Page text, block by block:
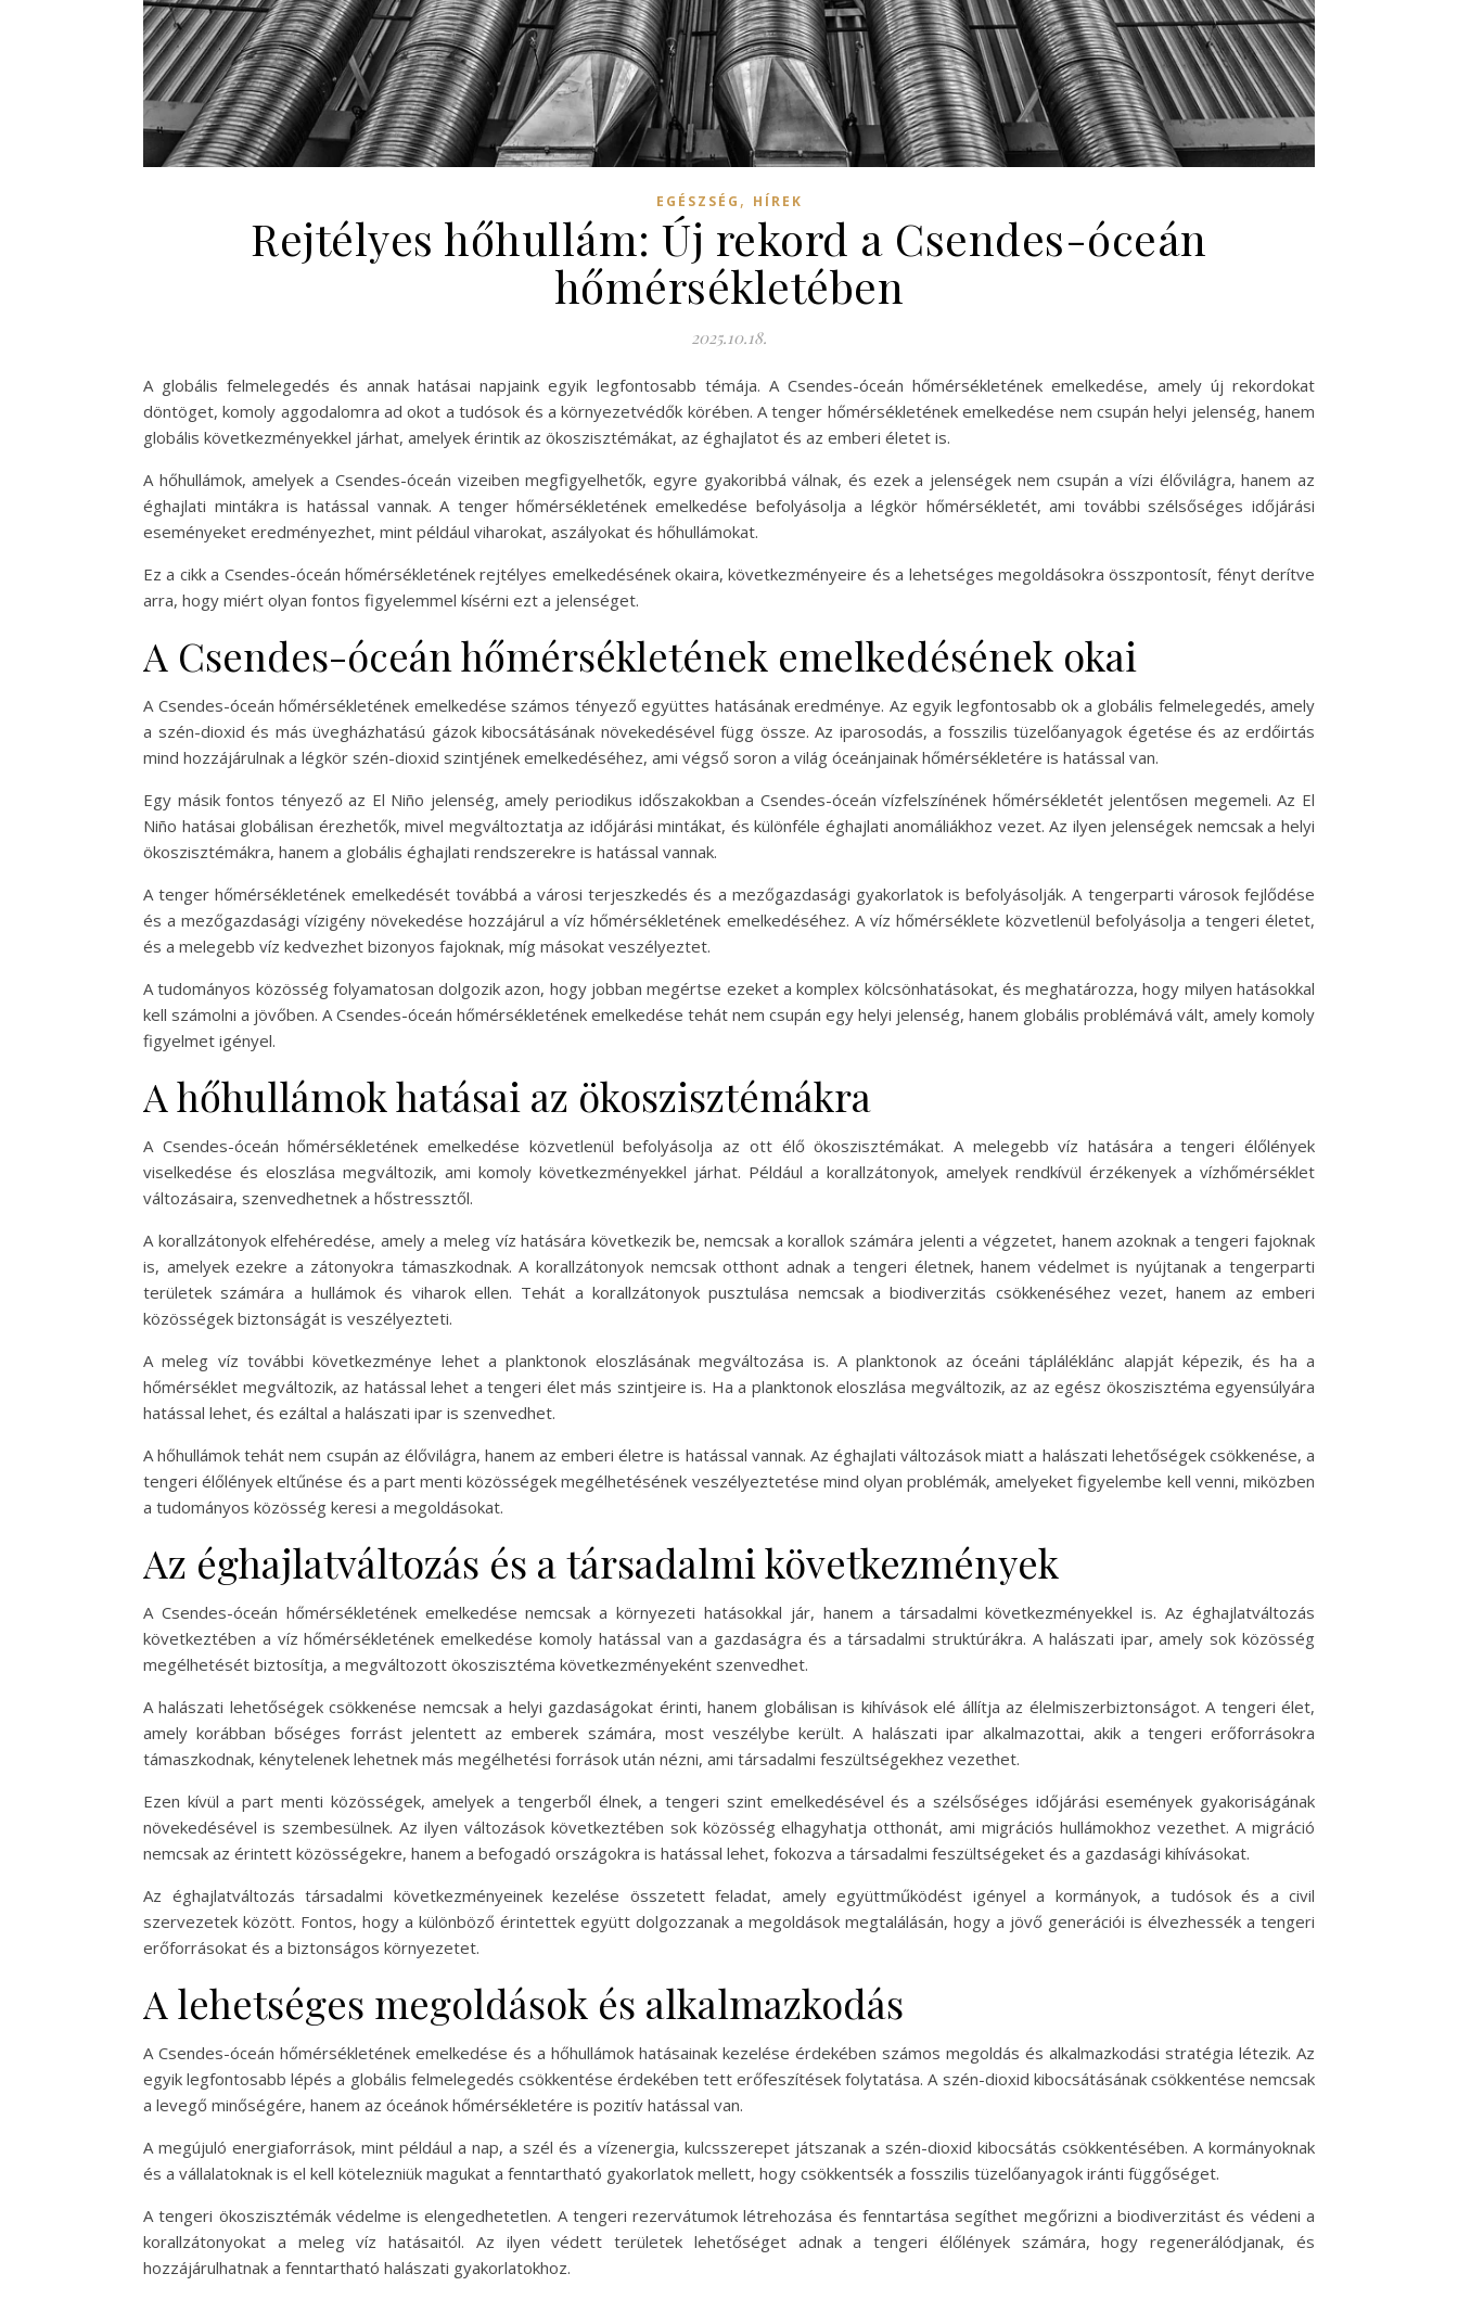
EGÉSZSÉG , HÍREK
Rejtélyes hőhullám: Új rekord a Csendes-óceán
hőmérsékletében
2025.10.18.
A globális felmelegedés és annak hatásai napjaink egyik legfontosabb témája. A Csendes-óceán hőmérsékletének emelkedése, amely új rekordokat
döntöget, komoly aggodalomra ad okot a tudósok és a környezetvédők körében. A tenger hőmérsékletének emelkedése nem csupán helyi jelenség, hanem
globális következményekkel járhat, amelyek érintik az ökoszisztémákat, az éghajlatot és az emberi életet is.
A hőhullámok, amelyek a Csendes-óceán vizeiben megfigyelhetők, egyre gyakoribbá válnak, és ezek a jelenségek nem csupán a vízi élővilágra, hanem az
éghajlati mintákra is hatással vannak. A tenger hőmérsékletének emelkedése befolyásolja a légkör hőmérsékletét, ami további szélsőséges időjárási
eseményeket eredményezhet, mint például viharokat, aszályokat és hőhullámokat.
Ez a cikk a Csendes-óceán hőmérsékletének rejtélyes emelkedésének okaira, következményeire és a lehetséges megoldásokra összpontosít, fényt derítve
arra, hogy miért olyan fontos figyelemmel kísérni ezt a jelenséget.
A Csendes-óceán hőmérsékletének emelkedésének okai
A Csendes-óceán hőmérsékletének emelkedése számos tényező együttes hatásának eredménye. Az egyik legfontosabb ok a globális felmelegedés, amely
a szén-dioxid és más üvegházhatású gázok kibocsátásának növekedésével függ össze. Az iparosodás, a fosszilis tüzelőanyagok égetése és az erdőirtás
mind hozzájárulnak a légkör szén-dioxid szintjének emelkedéséhez, ami végső soron a világ óceánjainak hőmérsékletére is hatással van.
Egy másik fontos tényező az El Niño jelenség, amely periodikus időszakokban a Csendes-óceán vízfelszínének hőmérsékletét jelentősen megemeli. Az El
Niño hatásai globálisan érezhetők, mivel megváltoztatja az időjárási mintákat, és különféle éghajlati anomáliákhoz vezet. Az ilyen jelenségek nemcsak a helyi
ökoszisztémákra, hanem a globális éghajlati rendszerekre is hatással vannak.
A tenger hőmérsékletének emelkedését továbbá a városi terjeszkedés és a mezőgazdasági gyakorlatok is befolyásolják. A tengerparti városok fejlődése
és a mezőgazdasági vízigény növekedése hozzájárul a víz hőmérsékletének emelkedéséhez. A víz hőmérséklete közvetlenül befolyásolja a tengeri életet,
és a melegebb víz kedvezhet bizonyos fajoknak, míg másokat veszélyeztet.
A tudományos közösség folyamatosan dolgozik azon, hogy jobban megértse ezeket a komplex kölcsönhatásokat, és meghatározza, hogy milyen hatásokkal
kell számolni a jövőben. A Csendes-óceán hőmérsékletének emelkedése tehát nem csupán egy helyi jelenség, hanem globális problémává vált, amely komoly
figyelmet igényel.
A hőhullámok hatásai az ökoszisztémákra
A Csendes-óceán hőmérsékletének emelkedése közvetlenül befolyásolja az ott élő ökoszisztémákat. A melegebb víz hatására a tengeri élőlények
viselkedése és eloszlása megváltozik, ami komoly következményekkel járhat. Például a korallzátonyok, amelyek rendkívül érzékenyek a vízhőmérséklet
változásaira, szenvedhetnek a hőstressztől.
A korallzátonyok elfehéredése, amely a meleg víz hatására következik be, nemcsak a korallok számára jelenti a végzetet, hanem azoknak a tengeri fajoknak
is, amelyek ezekre a zátonyokra támaszkodnak. A korallzátonyok nemcsak otthont adnak a tengeri életnek, hanem védelmet is nyújtanak a tengerparti
területek számára a hullámok és viharok ellen. Tehát a korallzátonyok pusztulása nemcsak a biodiverzitás csökkenéséhez vezet, hanem az emberi
közösségek biztonságát is veszélyezteti.
A meleg víz további következménye lehet a planktonok eloszlásának megváltozása is. A planktonok az óceáni tápláléklánc alapját képezik, és ha a
hőmérséklet megváltozik, az hatással lehet a tengeri élet más szintjeire is. Ha a planktonok eloszlása megváltozik, az az egész ökoszisztéma egyensúlyára
hatással lehet, és ezáltal a halászati ipar is szenvedhet.
A hőhullámok tehát nem csupán az élővilágra, hanem az emberi életre is hatással vannak. Az éghajlati változások miatt a halászati lehetőségek csökkenése, a
tengeri élőlények eltűnése és a part menti közösségek megélhetésének veszélyeztetése mind olyan problémák, amelyeket figyelembe kell venni, miközben
a tudományos közösség keresi a megoldásokat.
Az éghajlatváltozás és a társadalmi következmények
A Csendes-óceán hőmérsékletének emelkedése nemcsak a környezeti hatásokkal jár, hanem a társadalmi következményekkel is. Az éghajlatváltozás
következtében a víz hőmérsékletének emelkedése komoly hatással van a gazdaságra és a társadalmi struktúrákra. A halászati ipar, amely sok közösség
megélhetését biztosítja, a megváltozott ökoszisztéma következményeként szenvedhet.
A halászati lehetőségek csökkenése nemcsak a helyi gazdaságokat érinti, hanem globálisan is kihívások elé állítja az élelmiszerbiztonságot. A tengeri élet,
amely korábban bőséges forrást jelentett az emberek számára, most veszélybe került. A halászati ipar alkalmazottai, akik a tengeri erőforrásokra
támaszkodnak, kénytelenek lehetnek más megélhetési források után nézni, ami társadalmi feszültségekhez vezethet.
Ezen kívül a part menti közösségek, amelyek a tengerből élnek, a tengeri szint emelkedésével és a szélsőséges időjárási események gyakoriságának
növekedésével is szembesülnek. Az ilyen változások következtében sok közösség elhagyhatja otthonát, ami migrációs hullámokhoz vezethet. A migráció
nemcsak az érintett közösségekre, hanem a befogadó országokra is hatással lehet, fokozva a társadalmi feszültségeket és a gazdasági kihívásokat.
Az éghajlatváltozás társadalmi következményeinek kezelése összetett feladat, amely együttműködést igényel a kormányok, a tudósok és a civil
szervezetek között. Fontos, hogy a különböző érintettek együtt dolgozzanak a megoldások megtalálásán, hogy a jövő generációi is élvezhessék a tengeri
erőforrásokat és a biztonságos környezetet.
A lehetséges megoldások és alkalmazkodás
A Csendes-óceán hőmérsékletének emelkedése és a hőhullámok hatásainak kezelése érdekében számos megoldás és alkalmazkodási stratégia létezik. Az
egyik legfontosabb lépés a globális felmelegedés csökkentése érdekében tett erőfeszítések folytatása. A szén-dioxid kibocsátásának csökkentése nemcsak
a levegő minőségére, hanem az óceánok hőmérsékletére is pozitív hatással van.
A megújuló energiaforrások, mint például a nap, a szél és a vízenergia, kulcsszerepet játszanak a szén-dioxid kibocsátás csökkentésében. A kormányoknak
és a vállalatoknak is el kell kötelezniük magukat a fenntartható gyakorlatok mellett, hogy csökkentsék a fosszilis tüzelőanyagok iránti függőséget.
A tengeri ökoszisztémák védelme is elengedhetetlen. A tengeri rezervátumok létrehozása és fenntartása segíthet megőrizni a biodiverzitást és védeni a
korallzátonyokat a meleg víz hatásaitól. Az ilyen védett területek lehetőséget adnak a tengeri élőlények számára, hogy regenerálódjanak, és
hozzájárulhatnak a fenntartható halászati gyakorlatokhoz.